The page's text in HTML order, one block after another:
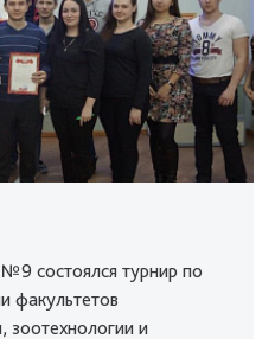
состоялся турнир по
факультетов
зоотехнологии и